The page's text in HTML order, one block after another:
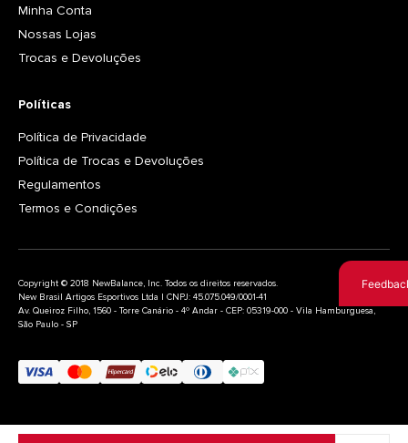
Minha Conta
Nossas Lojas
Trocas e Devoluções
Políticas
Política de Privacidade
Política de Trocas e Devoluções
Regulamentos
Termos e Condições
Copyright © 2018 NewBalance, Inc. Todos os direitos reservados.
New Brasil Artigos Esportivos Ltda | CNPJ: 45.075.049/0001-41
Av. Queiroz Filho, 1560 - Torre Canário - 4º Andar - CEP: 05319-000 - Vila Hamburguesa,
São Paulo - SP